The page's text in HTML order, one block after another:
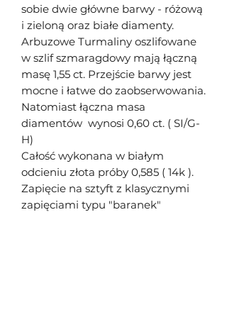
sobie dwie główne barwy - różową
i zieloną oraz białe diamenty.
Arbuzowe Turmaliny oszlifowane
w szlif szmaragdowy mają łączną
masę 1,55 ct. Przejście barwy jest
mocne i łatwe do zaobserwowania.
Natomiast łączna masa
diamentów wynosi 0,60 ct. ( SI/G-
H)
Całość wykonana w białym
odcieniu złota próby 0,585 ( 14k ).
Zapięcie na sztyft z klasycznymi
zapięciami typu "baranek"